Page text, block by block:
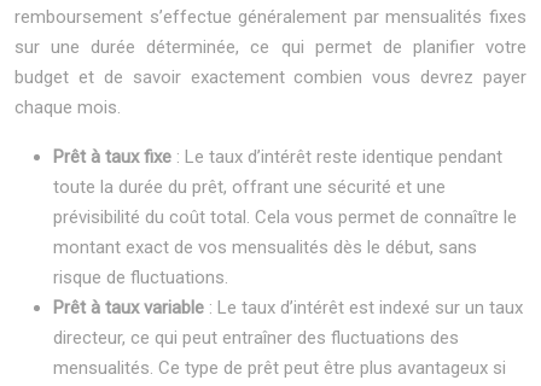
remboursement s’effectue généralement par mensualités fixes
sur une durée déterminée, ce qui permet de planifier votre
budget et de savoir exactement combien vous devrez payer
chaque mois.
Prêt à taux fixe : Le taux d’intérêt reste identique pendant
toute la durée du prêt, offrant une sécurité et une
prévisibilité du coût total. Cela vous permet de connaître le
montant exact de vos mensualités dès le début, sans
risque de fluctuations.
Prêt à taux variable : Le taux d’intérêt est indexé sur un taux
directeur, ce qui peut entraîner des fluctuations des
mensualités. Ce type de prêt peut être plus avantageux si